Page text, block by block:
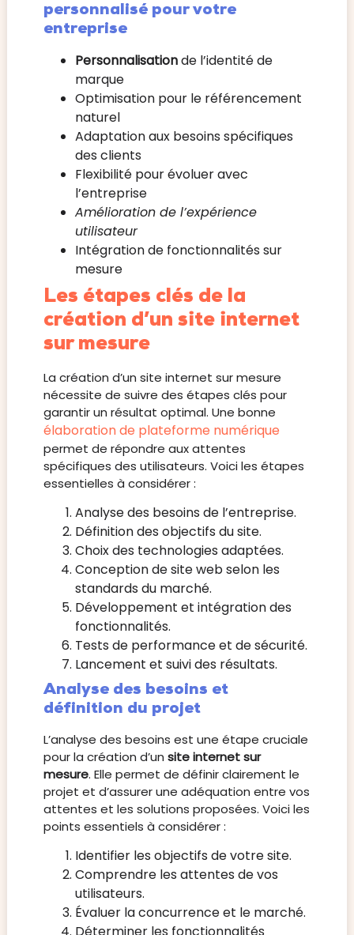
personnalisé pour votre
entreprise
Personnalisationde l’identité de
marque
Optimisation pour le référencement
naturel
Adaptation aux besoins spécifiques
des clients
Flexibilité pour évoluer avec
l’entreprise
Amélioration de l’expérience
utilisateur
Intégration de fonctionnalités sur
mesure
Les étapes clés de la
création d’un site internet
sur mesure
La création d’un site internet sur mesure
nécessite de suivre des étapes clés pour
garantir un résultat optimal. Une bonne
élaboration de plateforme numérique
permet de répondre aux attentes
spécifiques des utilisateurs. Voici les étapes
essentielles à considérer :
Analyse des besoins de l’entreprise.
Définition des objectifs du site.
Choix des technologies adaptées.
Conception de site web selon les
standards du marché.
Développement et intégration des
fonctionnalités.
Tests de performance et de sécurité.
Lancement et suivi des résultats.
Analyse des besoins et
définition du projet
L’analyse des besoins est une étape cruciale
pour la création d’un site internet sur
mesure. Elle permet de définir clairement le
projet et d’assurer une adéquation entre vos
attentes et les solutions proposées. Voici les
points essentiels à considérer :
Identifier les objectifs de votre site.
Comprendre les attentes de vos
utilisateurs.
Évaluer la concurrence et le marché.